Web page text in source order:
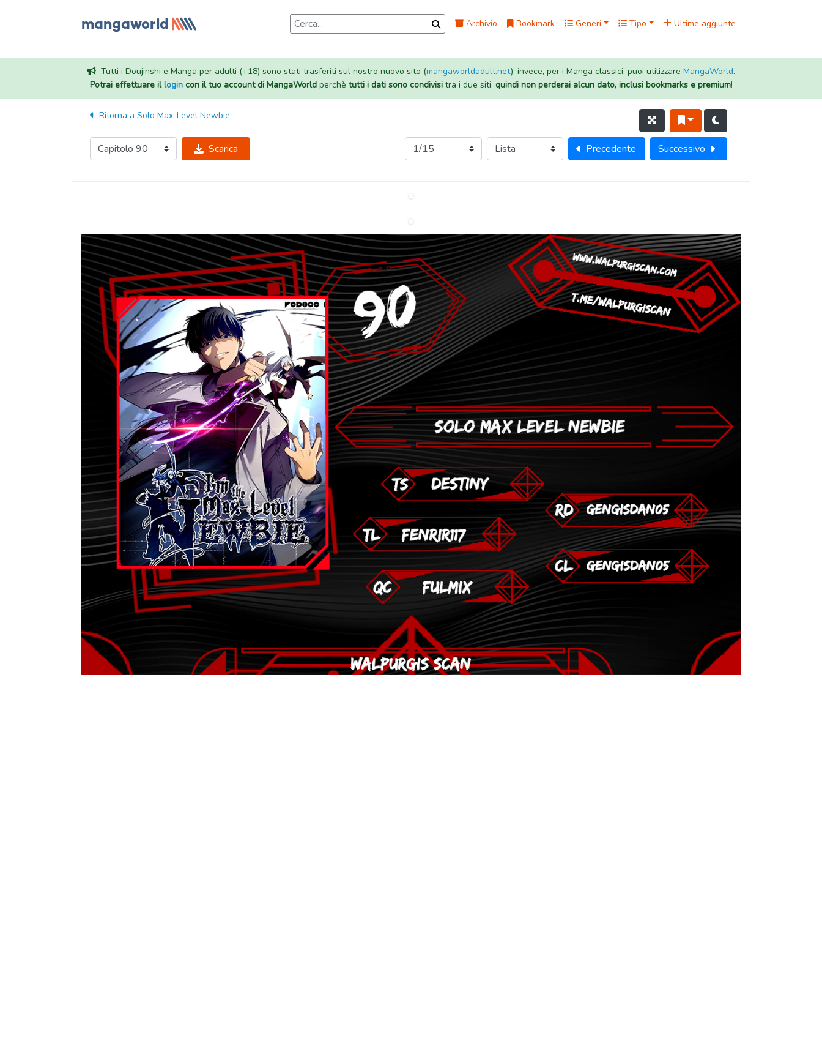
Archivio Bookmark Generi Tipo Ultime aggiunte
Tutti i Doujinshi e Manga per adulti (+18) sono stati trasferiti sul nostro nuovo sito (mangaworldadult.net); invece, per i Manga classici, puoi utilizzare MangaWorld.
Potrai effettuare illogincon il tuo account di MangaWorldperchè tutti i dati sono condivisitra i due siti, quindi non perderai alcun dato, inclusi bookmarks e premium!
Ritorna a Solo Max-Level Newbie
Scarica Precedente Successivo